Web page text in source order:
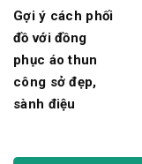
Gợi ý cách phối
đồ với đồng
phục áo thun
công sở đẹp,
sành điệu